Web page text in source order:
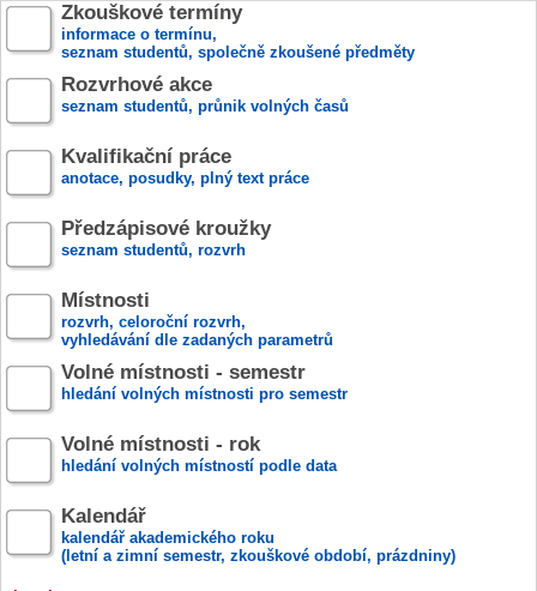
Zkouškové termíny
informace o termínu,
seznam studentů, společně zkoušené předměty
Rozvrhové akce
seznam studentů, průnik volných časů
Kvalifikační práce
anotace, posudky, plný text práce
Předzápisové kroužky
seznam studentů, rozvrh
Místnosti
rozvrh, celoroční rozvrh,
vyhledávání dle zadaných parametrů
Volné místnosti - semestr
hledání volných místnosti pro semestr
Volné místnosti - rok
hledání volných místností podle data
Kalendář
kalendář akademického roku
(letní a zimní semestr, zkouškové období, prázdniny)